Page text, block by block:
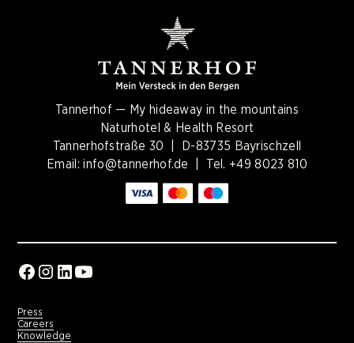
Tannerhof — My hideaway in the mountains
Naturhotel & Health Resort
Tannerhofstraße 30 | D-83735 Bayrischzell
Email:info@tannerhof.de | Tel. +49 8023 810
Press
Careers
Knowledge